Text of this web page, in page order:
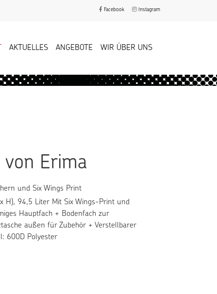
Facebook Instagram
AKTUELLES ANGEBOTE WIR ÜBER UNS
von Erima
und Six Wings Print
H), 94,5 Liter Mit Six Wings-Print und
Hauptfach + Bodenfach zur
außen für Zubehör + Verstellbarer
600D Polyester